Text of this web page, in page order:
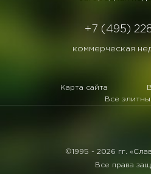
+7 (495)
коммерческая
Карта сайта
Все
©1995 - 2026 гг.
Все права